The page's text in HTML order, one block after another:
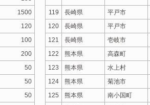
1500
120
100
200
50
50
50
119 長崎県 平戸市
120
長崎県 平戸市
121
長崎県 壱岐市
122
熊本県 高森町
123
熊本県 水上村
124
熊本県 菊池市
125
熊本県 南小国町